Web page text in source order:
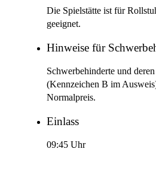
Die Spielstätte ist für
geeignet.
Hinweise für
Schwerbehinderte und
(Kennzeichen B im
Normalpreis.
Einlass
09:45 Uhr